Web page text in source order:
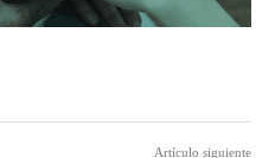
Artículo siguiente